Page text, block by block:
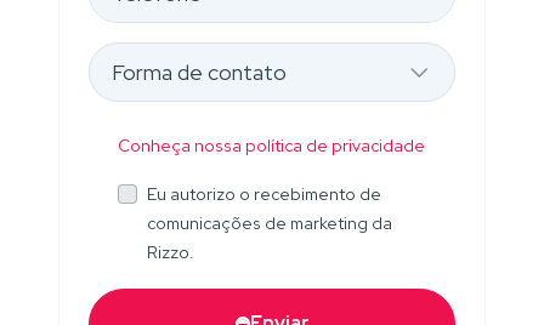
Conheça nossa política de privacidade
Eu autorizo o recebimento de
comunicações de marketing da
Rizzo.